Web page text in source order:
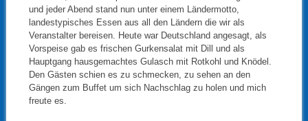
und jeder Abend stand nun unter einem Ländermotto,
landestypisches Essen aus all den Ländern die wir als
Veranstalter bereisen. Heute war Deutschland angesagt, als
Vorspeise gab es frischen Gurkensalat mit Dill und als
Hauptgang hausgemachtes Gulasch mit Rotkohl und Knödel.
Den Gästen schien es zu schmecken, zu sehen an den
Gängen zum Buffet um sich Nachschlag zu holen und mich
freute es.